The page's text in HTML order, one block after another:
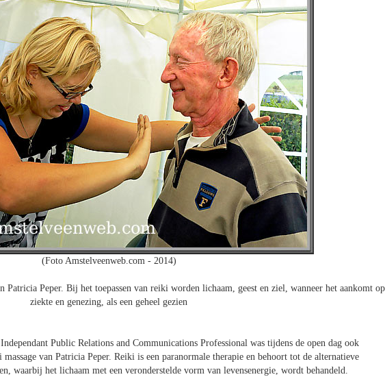
(Foto Amstelveenweb.com - 2014)
Peper. Bij het toepassen van reiki worden lichaam, geest en ziel, wanneer het aankomt op
ziekte en genezing, als een geheel gezien
Public Relations and Communications Professional was tijdens de open dag ook
van Patricia Peper. Reiki is een paranormale therapie en behoort tot de alternatieve
waarbij het lichaam met een veronderstelde vorm van levensenergie, wordt behandeld.